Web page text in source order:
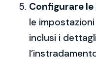
Configurare
le
inclusi i